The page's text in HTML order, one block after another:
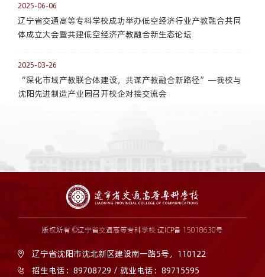
2025-06-06
辽宁省交通高等专科学校成功举办低空经济行业产教融合共同
体成立大会暨共建低空经济产教融合新生态论坛
2025-03-26
“深化市域产教联合体建设，共谋产教融合新路径”—我校与
沈阳先进制造产业园召开校企对接交流会
版权所有 ©辽宁省交通高等专科学校 辽ICP备 15018630号
辽宁省沈阳市沈北新区建设南一路5号，110122
招生电话：89708729 / 就业电话：89715595